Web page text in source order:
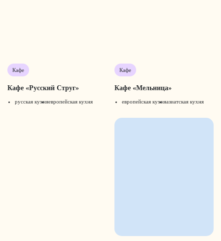
Кафе
Кафе «Русский Струг»
русская кухняевропейская кухня
Кафе
Кафе «Мельница»
европейская кухняазиатская кухня